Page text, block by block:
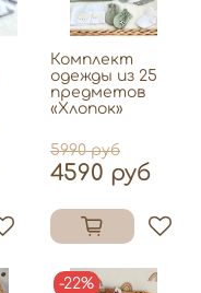
Комплект
одежды из 25
предметов
«Хлопок»
5990 руб
4590 руб
-22%